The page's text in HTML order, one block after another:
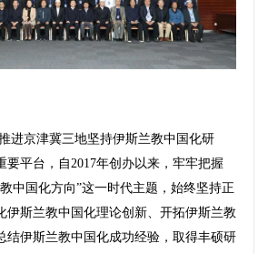
进京津冀三地坚持伊斯兰教中国化研
要平台，自2017年创办以来，牢牢把握
中国化方向”这一时代主题，始终坚持正
伊斯兰教中国化理论创新、开拓伊斯兰教
结伊斯兰教中国化成功经验，取得丰硕研